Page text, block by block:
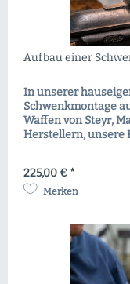
Aufbau einer
In unserer
Schwenkmontage
Waffen von Steyr,
Herstellern, unsere
225,00 € *
Merken